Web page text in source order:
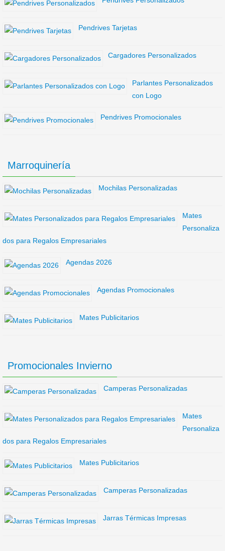
Pendrives Tarjetas
Cargadores Personalizados
Parlantes Personalizados
con Logo
Pendrives Promocionales
Marroquinería
Mochilas Personalizadas
Mates
Personaliza
dos para Regalos Empresariales
Agendas 2026
Agendas Promocionales
Mates Publicitarios
Promocionales Invierno
Camperas Personalizadas
Mates
Personaliza
dos para Regalos Empresariales
Mates Publicitarios
Camperas Personalizadas
Jarras Térmicas Impresas